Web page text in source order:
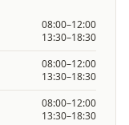
08:00–12:00
13:30–18:30
08:00–12:00
13:30–18:30
08:00–12:00
13:30–18:30